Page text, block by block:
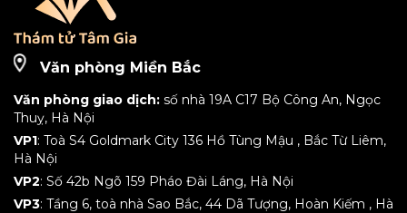
Văn phòng Miền Bắc
Văn phòng giao dịch: số nhà 19A C17 Bộ Công An, Ngọc
Thuỵ, Hà Nội
VP1: Toà S4 Goldmark City 136 Hồ Tùng Mậu , Bắc Từ Liêm,
Hà Nội
VP2: Số 42b Ngõ 159 Pháo Đài Láng, Hà Nội
VP3: Tầng 6, toà nhà Sao Bắc, 44 Dã Tượng, Hoàn Kiếm , Hà